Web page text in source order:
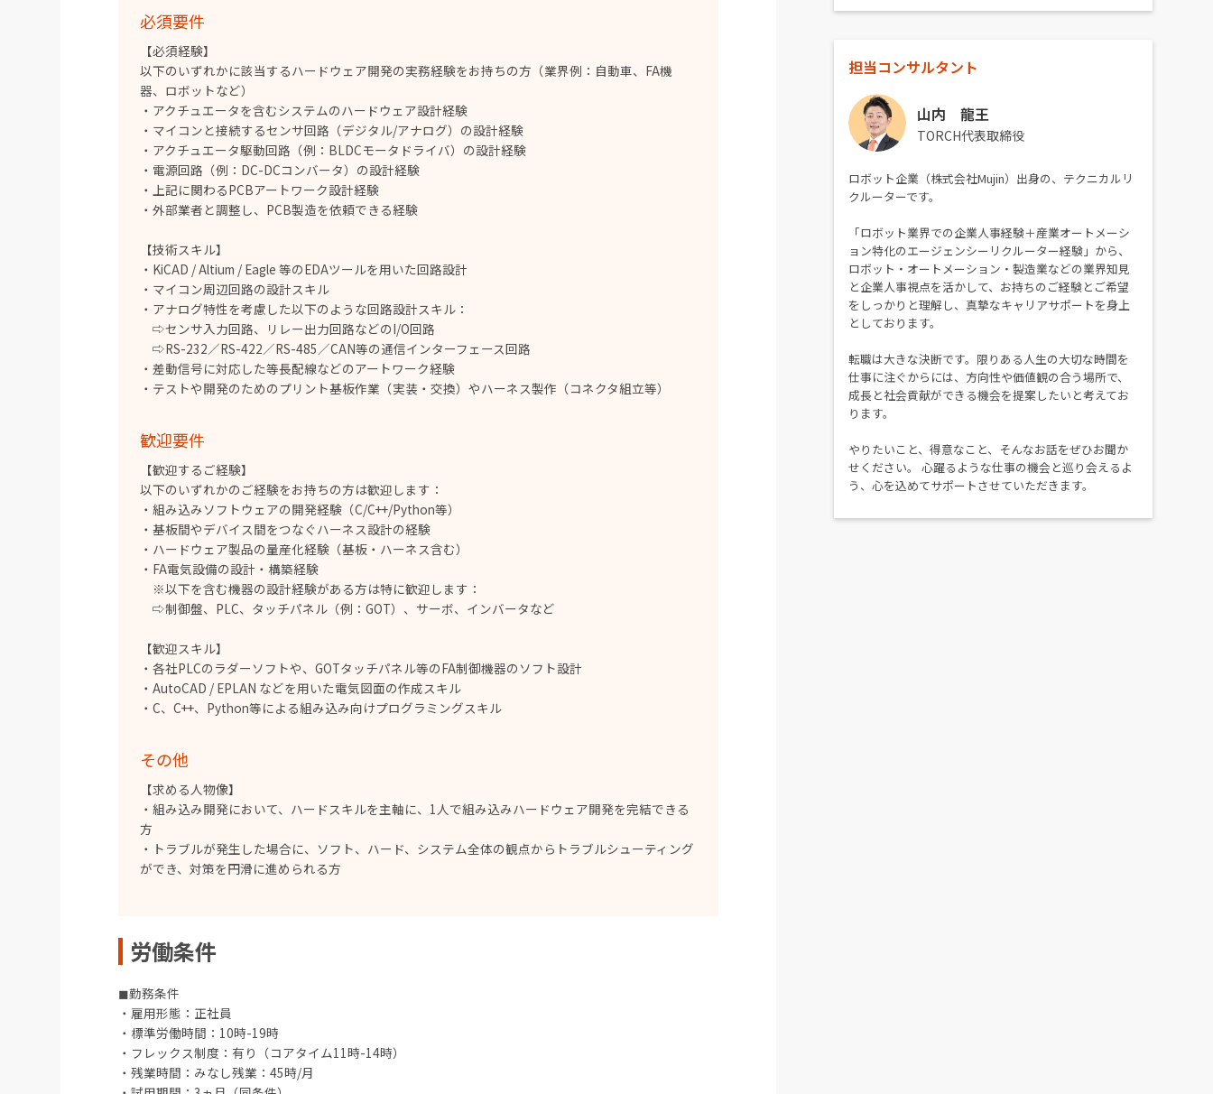
必須要件
【必須経験】
以下のいずれかに該当するハードウェア開発の実務経験をお持ちの方（業界例：自動車、FA機
器、ロボットなど）
・アクチュエータを含むシステムのハードウェア設計経験
・マイコンと接続するセンサ回路（デジタル/アナログ）の設計経験
・アクチュエータ駆動回路（例：BLDCモータドライバ）の設計経験
・電源回路（例：DC-DCコンバータ）の設計経験
・上記に関わるPCBアートワーク設計経験
・外部業者と調整し、PCB製造を依頼できる経験
【技術スキル】
・KiCAD / Altium / Eagle 等のEDAツールを用いた回路設計
・マイコン周辺回路の設計スキル
・アナログ特性を考慮した以下のような回路設計スキル：
⇨センサ入力回路、リレー出力回路などのI/O回路
⇨RS-232／RS-422／RS-485／CAN等の通信インターフェース回路
・差動信号に対応した等長配線などのアートワーク経験
・テストや開発のためのプリント基板作業（実装・交換）やハーネス製作（コネクタ組立等）
歓迎要件
【歓迎するご経験】
以下のいずれかのご経験をお持ちの方は歓迎します：
・組み込みソフトウェアの開発経験（C/C++/Python等）
・基板間やデバイス間をつなぐハーネス設計の経験
・ハードウェア製品の量産化経験（基板・ハーネス含む）
・FA電気設備の設計・構築経験
※以下を含む機器の設計経験がある方は特に歓迎します：
⇨制御盤、PLC、タッチパネル（例：GOT）、サーボ、インバータなど
【歓迎スキル】
・各社PLCのラダーソフトや、GOTタッチパネル等のFA制御機器のソフト設計
・AutoCAD / EPLAN などを用いた電気図面の作成スキル
・C、C++、Python等による組み込み向けプログラミングスキル
その他
【求める人物像】
・組み込み開発において、ハードスキルを主軸に、1人で組み込みハードウェア開発を完結できる
方
・トラブルが発生した場合に、ソフト、ハード、システム全体の観点からトラブルシューティング
ができ、対策を円滑に進められる方
労働条件
◼︎勤務条件
・雇用形態：正社員
・標準労働時間：10時-19時
・フレックス制度：有り（コアタイム11時-14時）
・残業時間：みなし残業：45時/月
担当コンサルタント
山内 龍王
TORCH代表取締役
ロボット企業（株式会社Mujin）出身の、テクニカルリ
クルーターです。
「ロボット業界での企業人事経験＋産業オートメーシ
ョン特化のエージェンシーリクルーター経験」から、
ロボット・オートメーション・製造業などの業界知見
と企業人事視点を活かして、お持ちのご経験とご希望
をしっかりと理解し、真摯なキャリアサポートを身上
としております。
転職は大きな決断です。限りある人生の大切な時間を
仕事に注ぐからには、方向性や価値観の合う場所で、
成長と社会貢献ができる機会を提案したいと考えてお
ります。
やりたいこと、得意なこと、そんなお話をぜひお聞か
せください。 心躍るような仕事の機会と巡り会えるよ
う、心を込めてサポートさせていただきます。